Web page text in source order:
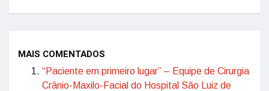
MAIS COMENTADOS
“Paciente em primeiro lugar” – Equipe de Cirurgia
Crânio-Maxilo-Facial do Hospital São Luiz de